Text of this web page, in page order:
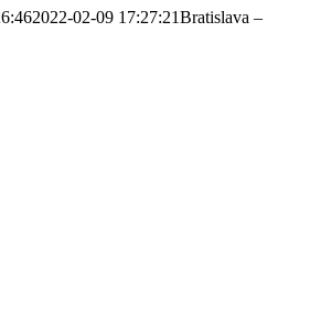
2022-02-09 17:27:21Bratislava –